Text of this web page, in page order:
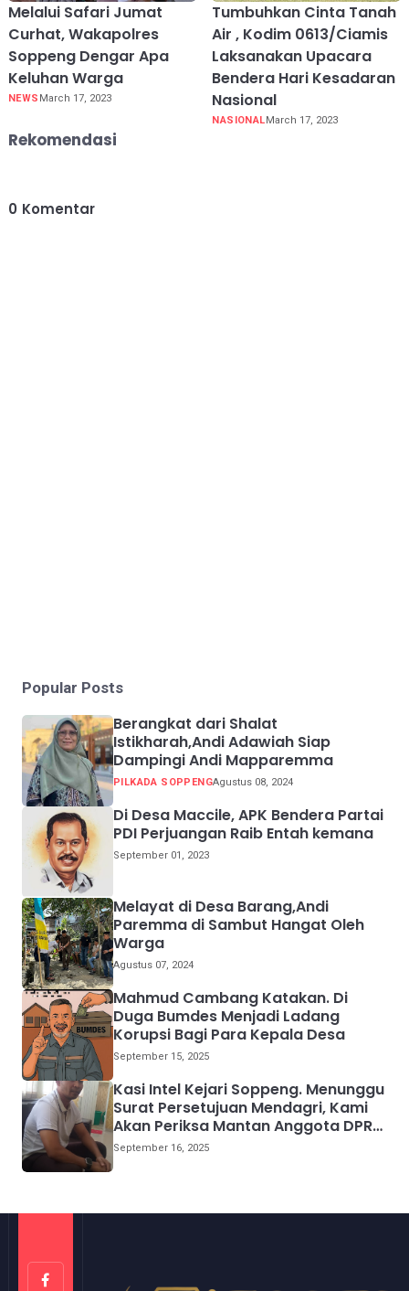
Melalui Safari Jumat
Curhat, Wakapolres
Soppeng Dengar Apa
Keluhan Warga
NEWS March 17, 2023
Tumbuhkan Cinta Tanah
Air , Kodim 0613/Ciamis
Laksanakan Upacara
Bendera Hari Kesadaran
Nasional
NASIONALMarch 17, 2023
Rekomendasi
0 Komentar
Popular Posts
Berangkat dari Shalat
Istikharah,Andi Adawiah Siap
Dampingi Andi Mapparemma
PILKADA SOPPENGAgustus 08, 2024
Di Desa Maccile, APK Bendera Partai
PDI Perjuangan Raib Entah kemana
September 01, 2023
Melayat di Desa Barang,Andi
Paremma di Sambut Hangat Oleh
Warga
Agustus 07, 2024
Mahmud Cambang Katakan. Di
Duga Bumdes Menjadi Ladang
Korupsi Bagi Para Kepala Desa
September 15, 2025
Kasi Intel Kejari Soppeng. Menunggu
Surat Persetujuan Mendagri, Kami
Akan Periksa Mantan Anggota DPRD
Provinsi Sulsel
September 16, 2025